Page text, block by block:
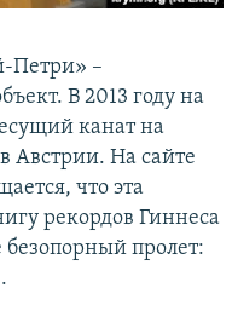
Петри» –
В 2013 году на
канат на
Австрии. На сайте
что эта
рекордов Гиннеса
пролет: